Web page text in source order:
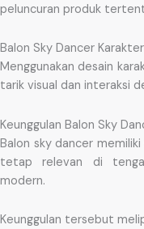
peluncuran produk
Balon Sky Dancer Karakter
Menggunakan desain
tarik visual dan interaksi
Keunggulan Balon Sky
Balon sky dancer
tetap relevan di
modern.
Keunggulan tersebut